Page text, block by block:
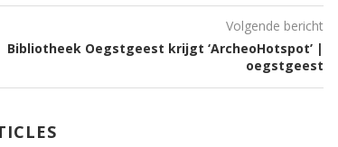
Volgende bericht
Bibliotheek Oegstgeest krijgt ‘ArcheoHotspot’ |
oegstgeest